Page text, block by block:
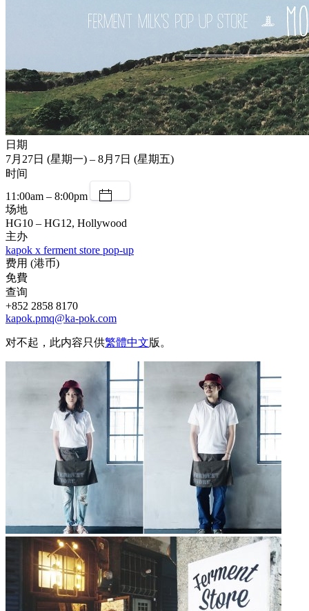
日期
7月27日 (星期一) – 8月7日 (星期五)
时间
11:00am – 8:00pm
场地
HG10 – HG12, Hollywood
主办
kapok x ferment store pop-up
费用 (港币)
免費
查询
+852 2858 8170
kapok.pmq@ka-pok.com
对不起，此内容只供繁體中文版。